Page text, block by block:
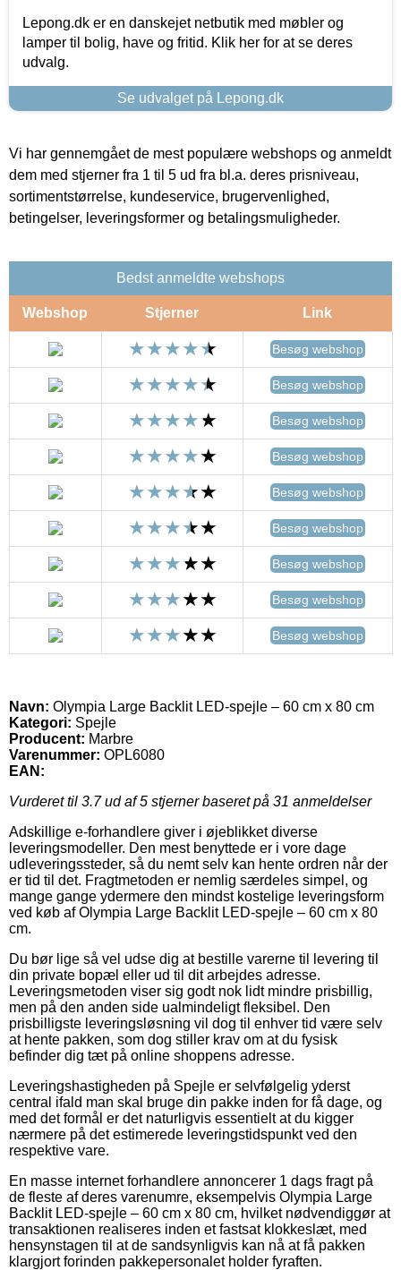
Lepong.dk er en danskejet netbutik med møbler og
lamper til bolig, have og fritid. Klik her for at se deres
udvalg.
Se udvalget på Lepong.dk
Vi har gennemgået de mest populære webshops og anmeldt
dem med stjerner fra 1 til 5 ud fra bl.a. deres prisniveau,
sortimentstørrelse, kundeservice, brugervenlighed,
betingelser, leveringsformer og betalingsmuligheder.
Bedst anmeldte webshops
Webshop Stjerner Link
Besøg webshop
Besøg webshop
Besøg webshop
Besøg webshop
Besøg webshop
Besøg webshop
Besøg webshop
Besøg webshop
Besøg webshop
Navn: Olympia Large Backlit LED-spejle – 60 cm x 80 cm
Kategori: Spejle
Producent: Marbre
Varenummer: OPL6080
EAN:
Vurderet til 3.7ud af 5 stjerner baseret på 31 anmeldelser
Adskillige e-forhandlere giver i øjeblikket diverse
leveringsmodeller. Den mest benyttede er i vore dage
udleveringssteder, så du nemt selv kan hente ordren når der
er tid til det. Fragtmetoden er nemlig særdeles simpel, og
mange gange ydermere den mindst kostelige leveringsform
ved køb af Olympia Large Backlit LED-spejle – 60 cm x 80
cm.
Du bør lige så vel udse dig at bestille varerne til levering til
din private bopæl eller ud til dit arbejdes adresse.
Leveringsmetoden viser sig godt nok lidt mindre prisbillig,
men på den anden side ualmindeligt fleksibel. Den
prisbilligste leveringsløsning vil dog til enhver tid være selv
at hente pakken, som dog stiller krav om at du fysisk
befinder dig tæt på online shoppens adresse.
Leveringshastigheden på Spejle er selvfølgelig yderst
central ifald man skal bruge din pakke inden for få dage, og
med det formål er det naturligvis essentielt at du kigger
nærmere på det estimerede leveringstidspunkt ved den
respektive vare.
En masse internet forhandlere annoncerer 1 dags fragt på
de fleste af deres varenumre, eksempelvis Olympia Large
Backlit LED-spejle – 60 cm x 80 cm, hvilket nødvendiggør at
transaktionen realiseres inden et fastsat klokkeslæt, med
hensynstagen til at de sandsynligvis kan nå at få pakken
klargjort forinden pakkepersonalet holder fyraften.